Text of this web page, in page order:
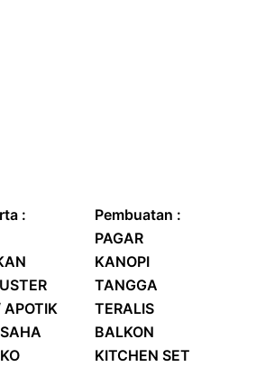
:
APOTIK
Pembuatan :
PAGAR
KANOPI
TANGGA
TERALIS
BALKON
KITCHEN SET